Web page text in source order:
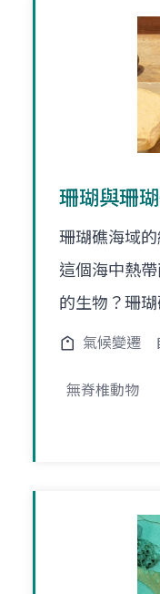
珊瑚與珊
珊瑚礁海域
這個海中熱
的生物？珊
氣候變遷
無脊椎動物